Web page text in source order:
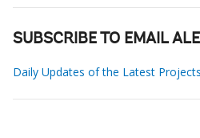
SUBSCRIBE TO EMAIL
Daily Updates of the Latest